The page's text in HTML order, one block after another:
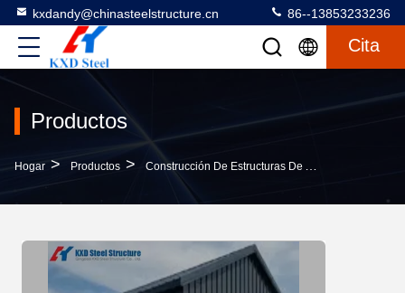
kxdandy@chinasteelstructure.cn 86--13853233236
Cita
Productos
Hogar > Productos > Construcción De Estructuras De Acero